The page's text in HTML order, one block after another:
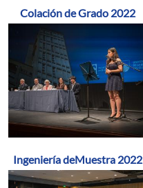
Colación de Grado 2022
Ingeniería deMuestra 2022